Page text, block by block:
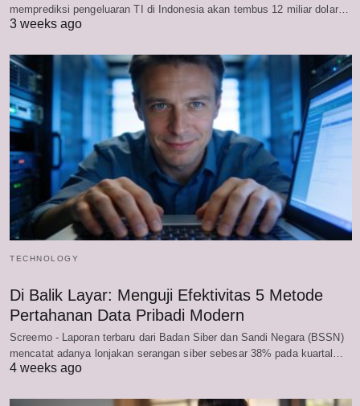
memprediksi pengeluaran TI di Indonesia akan tembus 12 miliar dolar…
3 weeks ago
TECHNOLOGY
Di Balik Layar: Menguji Efektivitas 5 Metode
Pertahanan Data Pribadi Modern
Screemo - Laporan terbaru dari Badan Siber dan Sandi Negara (BSSN)
mencatat adanya lonjakan serangan siber sebesar 38% pada kuartal…
4 weeks ago